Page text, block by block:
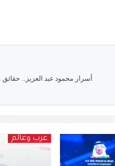
أسرار محمود عبد العزيز.. حقائق
عرب وعالم